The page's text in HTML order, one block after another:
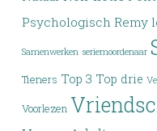
Psychologisch Remy
Samenwerken seriemoordenaar
Tieners Top 3 Top drie
Voorlezen